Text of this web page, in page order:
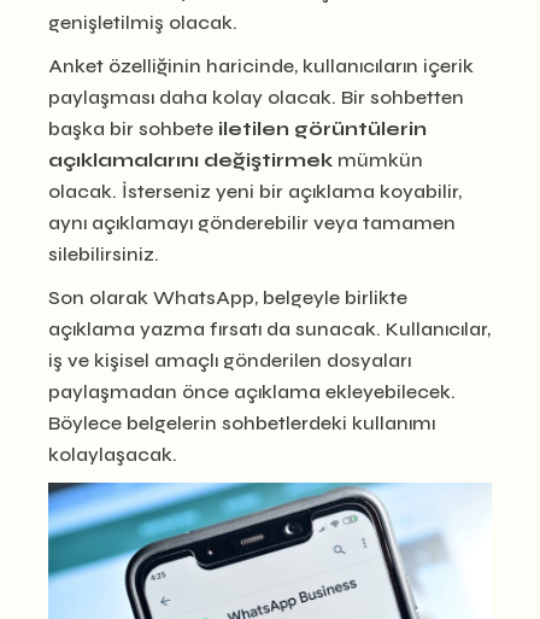
genişletilmiş olacak.
Anket özelliğinin haricinde, kullanıcıların içerik
paylaşması daha kolay olacak. Bir sohbetten
başka bir sohbete iletilen görüntülerin
açıklamalarını değiştirmek mümkün
olacak. İsterseniz yeni bir açıklama koyabilir,
aynı açıklamayı gönderebilir veya tamamen
silebilirsiniz.
Son olarak WhatsApp, belgeyle birlikte
açıklama yazma fırsatı da sunacak. Kullanıcılar,
iş ve kişisel amaçlı gönderilen dosyaları
paylaşmadan önce açıklama ekleyebilecek.
Böylece belgelerin sohbetlerdeki kullanımı
kolaylaşacak.